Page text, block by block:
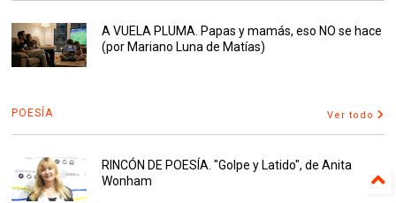
A VUELA PLUMA. Papas y mamás, eso NO se hace
(por Mariano Luna de Matías)
POESÍA Ver todo
RINCÓN DE POESÍA. "Golpe y Latido", de Anita
Wonham